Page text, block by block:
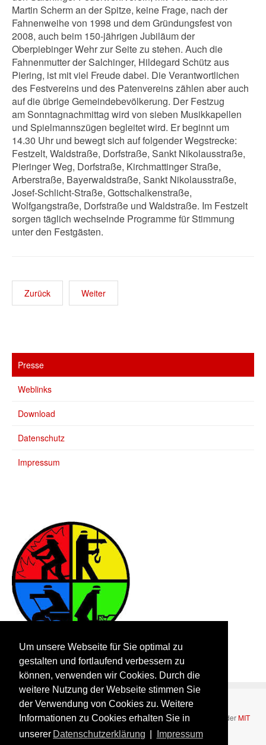
Um unsere Webseite für Sie optimal zu
gestalten und fortlaufend verbessern zu
können, verwenden wir Cookies. Durch die
weitere Nutzung der Webseite stimmen Sie
der Verwendung von Cookies zu. Weitere
Informationen zu Cookies erhalten Sie in
unserer Datenschutzerklärung Impressum
Martin Scherm an der Spitze, keine Frage, nach der
Fahnenweihe von 1998 und dem Gründungsfest von
2008, auch beim 150-jährigen Jubiläum der
Oberpiebinger Wehr zur Seite zu stehen. Auch die
Fahnenmutter der Salchinger, Hildegard Schütz aus
Piering, ist mit viel Freude dabei. Die Verantwortlichen
des Festvereins und des Patenvereins zählen aber auch
auf die übrige Gemeindebevölkerung. Der Festzug
am Sonntagnachmittag wird von sieben Musikkapellen
und Spielmannszügen begleitet wird. Er beginnt um
14.30 Uhr und bewegt sich auf folgender Wegstrecke:
Festzelt, Waldstraße, Dorfstraße, Sankt Nikolausstraße,
Pieringer Weg, Dorfstraße, Kirchmattinger Straße,
Arberstraße, Bayerwaldstraße, Sankt Nikolausstraße,
Josef-Schlicht-Straße, Gottschalkenstraße,
Wolfgangstraße, Dorfstraße und Waldstraße. Im Festzelt
sorgen täglich wechselnde Programme für Stimmung
unter den Festgästen.
Zurück Weiter
Presse
Weblinks
Download
Datenschutz
Impressum
Bootstrapis a front-end framework of Twitter, Inc. Code licensed underMIT
Font Awesomefont licensed underSIL OFL 1.1.